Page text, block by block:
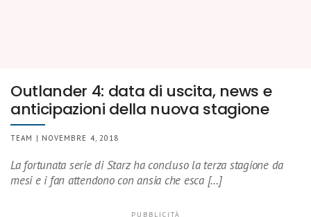
Outlander 4: data di uscita, news e
anticipazioni della nuova stagione
TEAM | NOVEMBRE 4, 2018
La fortunata serie di Starz ha concluso la terza stagione da
mesi e i fan attendono con ansia che esca […]